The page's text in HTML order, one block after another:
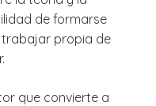
de formarse
propia de
que convierte a